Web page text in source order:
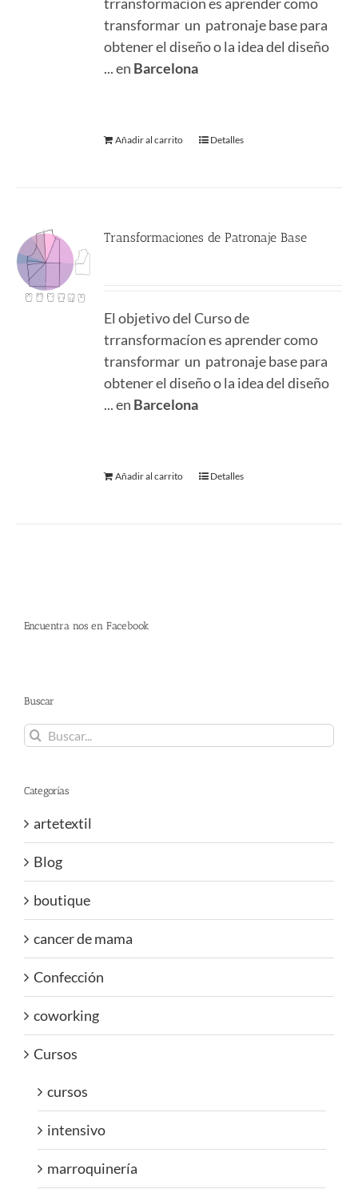
380.00 €.298.00 €.
transformar un patronaje base para
obtener el diseño o la idea del diseño
... en Barcelona
Añadir al carrito Detalles
Transformaciones de Patronaje Base
El objetivo del Curso de
trransformacíon es aprender como
transformar un patronaje base para
obtener el diseño o la idea del diseño
... en Barcelona
Añadir al carrito Detalles
Encuentra nos en Facebook
Buscar
Buscar:
Categorías
artetextil
Blog
boutique
cancer de mama
Confección
coworking
Cursos
cursos
intensivo
marroquinería